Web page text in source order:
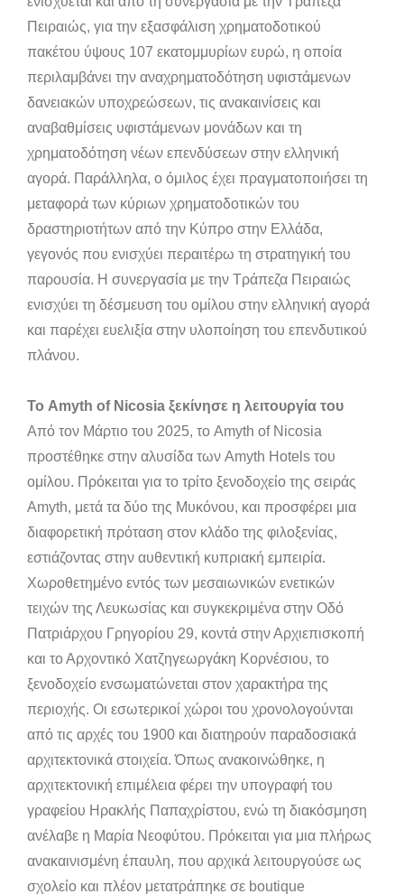
Πειραιώς, για την εξασφάλιση χρηματοδοτικού
πακέτου ύψους 107 εκατομμυρίων ευρώ, η οποία
περιλαμβάνει την αναχρηματοδότηση υφιστάμενων
δανειακών υποχρεώσεων, τις ανακαινίσεις και
αναβαθμίσεις υφιστάμενων μονάδων και τη
χρηματοδότηση νέων επενδύσεων στην ελληνική
αγορά. Παράλληλα, ο όμιλος έχει πραγματοποιήσει τη
μεταφορά των κύριων χρηματοδοτικών του
δραστηριοτήτων από την Κύπρο στην Ελλάδα,
γεγονός που ενισχύει περαιτέρω τη στρατηγική του
παρουσία. Η συνεργασία με την Τράπεζα Πειραιώς
ενισχύει τη δέσμευση του ομίλου στην ελληνική αγορά
και παρέχει ευελιξία στην υλοποίηση του επενδυτικού
πλάνου.
Το Amyth of Nicosia ξεκίνησε η λειτουργία του
Από τον Μάρτιο του 2025, το Amyth of Nicosia
προστέθηκε στην αλυσίδα των Amyth Hotels του
ομίλου. Πρόκειται για το τρίτο ξενοδοχείο της σειράς
Amyth, μετά τα δύο της Μυκόνου, και προσφέρει μια
διαφορετική πρόταση στον κλάδο της φιλοξενίας,
εστιάζοντας στην αυθεντική κυπριακή εμπειρία.
Χωροθετημένο εντός των μεσαιωνικών ενετικών
τειχών της Λευκωσίας και συγκεκριμένα στην Οδό
Πατριάρχου Γρηγορίου 29, κοντά στην Αρχιεπισκοπή
και το Αρχοντικό Χατζηγεωργάκη Κορνέσιου, το
ξενοδοχείο ενσωματώνεται στον χαρακτήρα της
περιοχής. Οι εσωτερικοί χώροι του χρονολογούνται
από τις αρχές του 1900 και διατηρούν παραδοσιακά
αρχιτεκτονικά στοιχεία. Όπως ανακοινώθηκε, η
αρχιτεκτονική επιμέλεια φέρει την υπογραφή του
γραφείου Ηρακλής Παπαχρίστου, ενώ τη διακόσμηση
ανέλαβε η Μαρία Νεοφύτου. Πρόκειται για μια πλήρως
ανακαινισμένη έπαυλη, που αρχικά λειτουργούσε ως
σχολείο και πλέον μετατράπηκε σε boutique